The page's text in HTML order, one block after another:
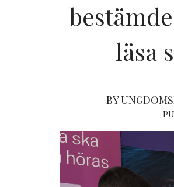
läsa
BY